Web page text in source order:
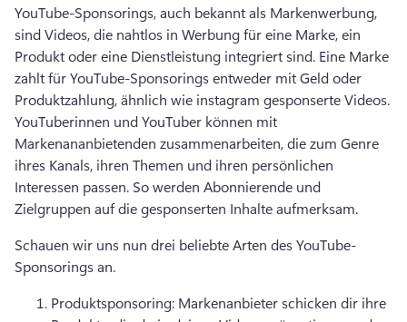
YouTube-Sponsorings, auch bekannt als Markenwerbung,
sind Videos, die nahtlos in Werbung für eine Marke, ein
Produkt oder eine Dienstleistung integriert sind. Eine Marke
zahlt für YouTube-Sponsorings entweder mit Geld oder
YouTuberinnen und YouTuber können mit
Markenananbietenden zusammenarbeiten, die zum Genre
ihres Kanals, ihren Themen und ihren persönlichen
Interessen passen. So werden Abonnierende und
Zielgruppen auf die gesponserten Inhalte aufmerksam.
Schauen wir uns nun drei beliebte Arten des YouTube-
Sponsorings an.
Produktsponsoring: Markenanbieter schicken dir ihre